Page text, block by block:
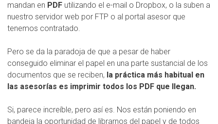
mandan en PDF utilizando el e-mail o Dropbox, o la suben a
nuestro servidor web por FTP o al portal asesor que
tenemos contratado.
Pero se da la paradoja de que a pesar de haber
conseguido eliminar el papel en una parte sustancial de los
documentos que se reciben, la práctica más habitual en
las asesorías es imprimir todos los PDF que llegan.
Si, parece increíble, pero así es. Nos están poniendo en
bandeja la oportunidad de librarnos del papel y de todos